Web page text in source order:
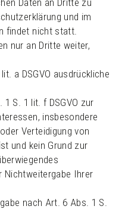
Daten an Dritte zu
und im
findet nicht statt.
nur an Dritte weiter,
a DSGVO ausdrückliche
S. 1 lit. f DSGVO zur
insbesondere
Verteidigung von
und kein Grund zur
Nichtweitergabe Ihrer
nach Art. 6 Abs. 1 S.